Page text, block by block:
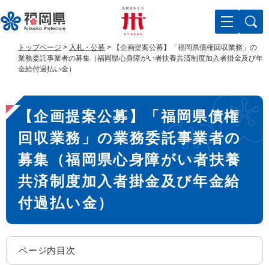
ー
ジ
。
ニ
ュ
て
本
トップページ > 入札・公募 >
【企画提案公募】「福岡県債権回収業務」の
業務委託事業者の募集（福岡県心身障がい者扶養共済制度加入者掛金及び年
金給付過払い金）
本
文
【企画提案公募】「福岡県債権
回収業務」の業務委託事業者の
募集（福岡県心身障がい者扶養
共済制度加入者掛金及び年金給
付過払い金）
ページ内目次